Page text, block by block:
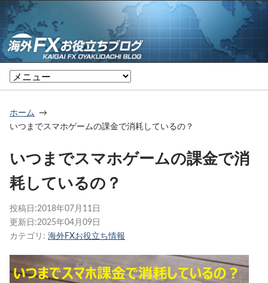
ホーム
いつまでスマホゲームの課金で消耗しているの？
いつまでスマホゲームの課金で消
耗しているの？
投稿日:2018年07月11日
更新日:2025年04月09日
カテゴリ: 海外FXお役立ち情報